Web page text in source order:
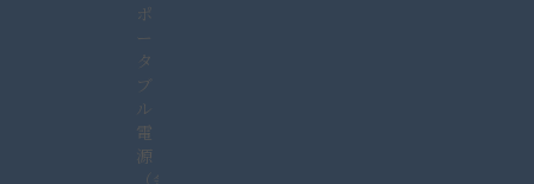
ポ
ー
タ
ブ
ル
電
源